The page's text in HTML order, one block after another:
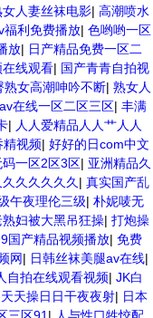
人妻丝袜电影| 高潮喷水
福利免费播放| 色哟哟一区
放| 日产精品免费一区二
线观看| 国产青青自拍视
熟女高潮呻吟不断| 熟女人
在线一区二区三区| 丰满
| 人人爱精品人人艹人人
精视频| 好好的日com中文
码一区2区3区| 亚洲精品久
久久久久久 | 真实国产乱
午夜理伦三级| 朴妮唛无
熟妇被大黑吊狂操| 打炮操
国产精品视频播放| 免费
网| 日韩丝袜美腿av在线|
自拍在线观看视频| JK白
天天操日日干夜夜射| 日本